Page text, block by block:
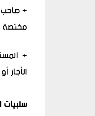
+ صاحب
مختصة
+
سلبيات